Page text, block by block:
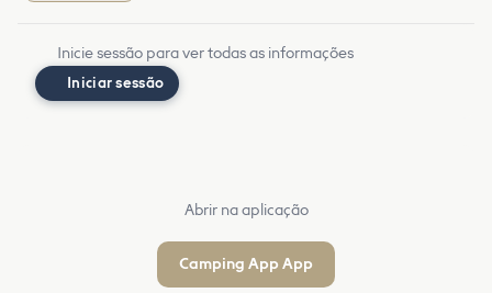
Inicie sessão para ver todas as informações
Iniciar sessão
Abrir na aplicação
Camping App App